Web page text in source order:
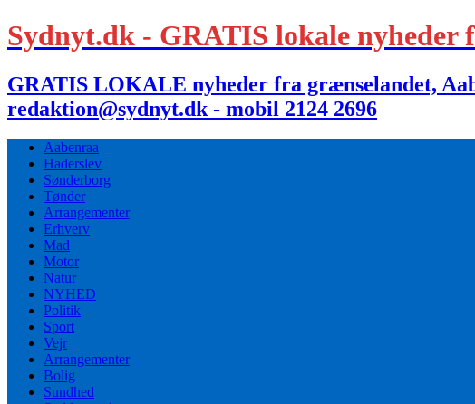
Sydnyt.dk - GRATIS lokale nyheder
GRATIS LOKALE nyheder fra grænselandet,
redaktion@sydnyt.dk - mobil 2124 2696
Aabenraa
Haderslev
Sønderborg
Tønder
Arrangementer
Erhverv
Mad
Motor
Natur
NYHED
Politik
Sport
Vejr
Arrangementer
Bolig
Sundhed